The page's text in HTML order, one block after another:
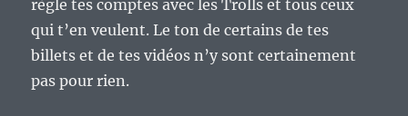
règle tes comptes avec les Trolls et tous ceux
qui t’en veulent. Le ton de certains de tes
billets et de tes vidéos n’y sont certainement
pas pour rien.